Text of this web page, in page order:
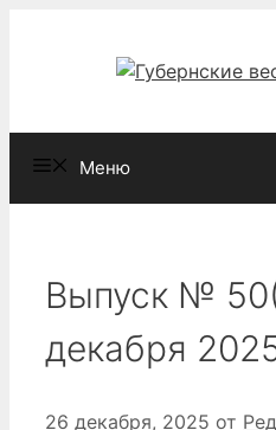
содержимому
Меню
Выпуск №
декабря
26 декабря, 2025 от